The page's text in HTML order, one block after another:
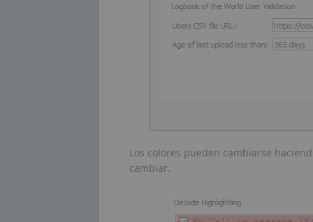
Los colores pueden cambiarse
cambiar.